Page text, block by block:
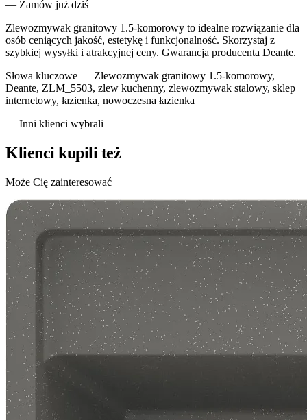
— Zamów już dziś
Zlewozmywak granitowy 1.5-komorowy to idealne rozwiązanie dla
osób ceniących jakość, estetykę i funkcjonalność. Skorzystaj z
szybkiej wysyłki i atrakcyjnej ceny. Gwarancja producenta Deante.
Słowa kluczowe — Zlewozmywak granitowy 1.5-komorowy,
Deante, ZLM_5503, zlew kuchenny, zlewozmywak stalowy, sklep
internetowy, łazienka, nowoczesna łazienka
— Inni klienci wybrali
Klienci kupili też
Może Cię zainteresować